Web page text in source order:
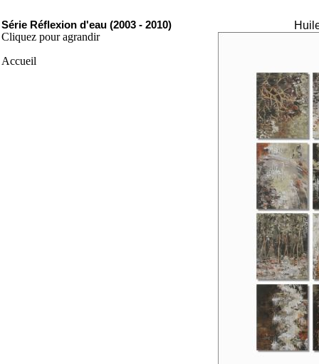
Série Réflexion d'eau (2003 - 2010)
Cliquez pour agrandir
Accueil